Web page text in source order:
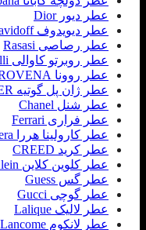
عطر دیور Dior
عطر دیویدوف Davidoff
عطر رصاصی Rasasi
عطر روبرتو کاوالی Roberto Cavalli
عطر روونا ROVENA
عطر ژان پل گوتیه JEAN PAUL GAULTIER
عطر شنل Chanel
عطر فراری Ferrari
عطر کارولینا هررا Carolina Herrera
عطر کرید CREED
عطر کلوین کلاین Calvin Klein
عطر گس Guess
عطر گوچی Gucci
عطر لالیک Lalique
عطر لانکوم Lancome